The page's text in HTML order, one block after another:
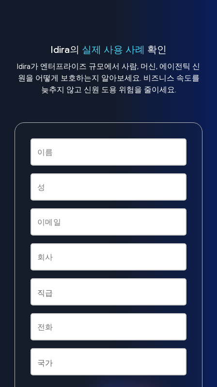
Idira의 실제 사용 사례 확인
Idira가 엔터프라이즈 규모에서 사람, 머신, 에이전틱 신
원을 어떻게 보호하는지 알아보세요. 비즈니스 속도를
늦추지 않고 신원 도용 위험을 줄이세요.